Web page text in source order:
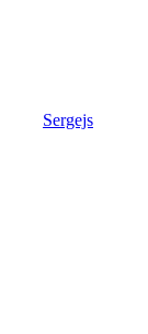
Sergejs